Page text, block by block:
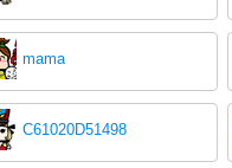
mama
C61020D51498